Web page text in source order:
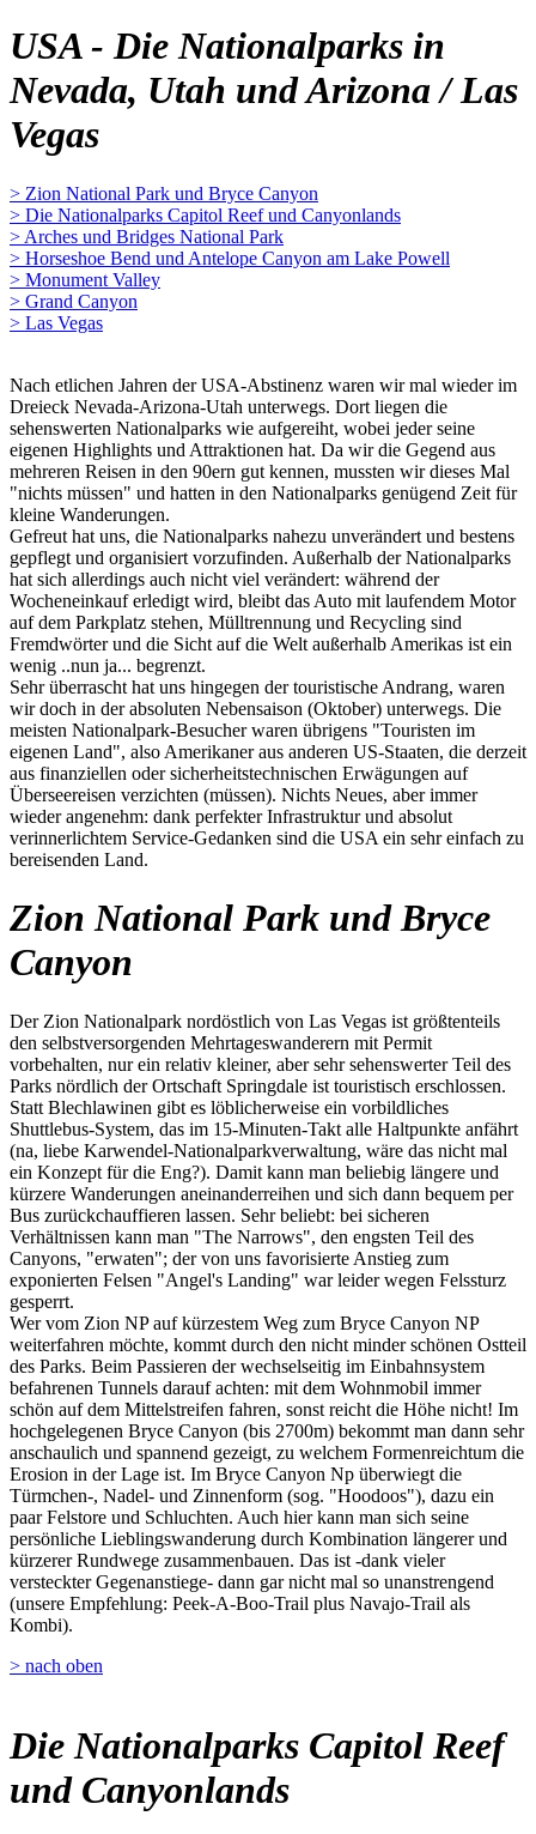
USA - Die Nationalparks in
Nevada, Utah und Arizona / Las
Vegas
> Zion National Park und Bryce Canyon
> Die Nationalparks Capitol Reef und Canyonlands
> Arches und Bridges National Park
> Horseshoe Bend und Antelope Canyon am Lake Powell
> Monument Valley
> Grand Canyon
> Las Vegas
Nach etlichen Jahren der USA-Abstinenz waren wir mal wieder im
Dreieck Nevada-Arizona-Utah unterwegs. Dort liegen die
sehenswerten Nationalparks wie aufgereiht, wobei jeder seine
eigenen Highlights und Attraktionen hat. Da wir die Gegend aus
mehreren Reisen in den 90ern gut kennen, mussten wir dieses Mal
"nichts müssen" und hatten in den Nationalparks genügend Zeit für
kleine Wanderungen.
Gefreut hat uns, die Nationalparks nahezu unverändert und bestens
gepflegt und organisiert vorzufinden. Außerhalb der Nationalparks
hat sich allerdings auch nicht viel verändert: während der
Wocheneinkauf erledigt wird, bleibt das Auto mit laufendem Motor
auf dem Parkplatz stehen, Mülltrennung und Recycling sind
Fremdwörter und die Sicht auf die Welt außerhalb Amerikas ist ein
wenig ..nun ja... begrenzt.
Sehr überrascht hat uns hingegen der touristische Andrang, waren
wir doch in der absoluten Nebensaison (Oktober) unterwegs. Die
meisten Nationalpark-Besucher waren übrigens "Touristen im
eigenen Land", also Amerikaner aus anderen US-Staaten, die derzeit
aus finanziellen oder sicherheitstechnischen Erwägungen auf
Überseereisen verzichten (müssen). Nichts Neues, aber immer
wieder angenehm: dank perfekter Infrastruktur und absolut
verinnerlichtem Service-Gedanken sind die USA ein sehr einfach zu
bereisenden Land.
Zion National Park und Bryce
Canyon
Der Zion Nationalpark nordöstlich von Las Vegas ist größtenteils
den selbstversorgenden Mehrtageswanderern mit Permit
vorbehalten, nur ein relativ kleiner, aber sehr sehenswerter Teil des
Parks nördlich der Ortschaft Springdale ist touristisch erschlossen.
Statt Blechlawinen gibt es löblicherweise ein vorbildliches
Shuttlebus-System, das im 15-Minuten-Takt alle Haltpunkte anfährt
(na, liebe Karwendel-Nationalparkverwaltung, wäre das nicht mal
ein Konzept für die Eng?). Damit kann man beliebig längere und
kürzere Wanderungen aneinanderreihen und sich dann bequem per
Bus zurückchauffieren lassen. Sehr beliebt: bei sicheren
Verhältnissen kann man "The Narrows", den engsten Teil des
Canyons, "erwaten"; der von uns favorisierte Anstieg zum
exponierten Felsen "Angel's Landing" war leider wegen Felssturz
gesperrt.
Wer vom Zion NP auf kürzestem Weg zum Bryce Canyon NP
weiterfahren möchte, kommt durch den nicht minder schönen Ostteil
des Parks. Beim Passieren der wechselseitig im Einbahnsystem
befahrenen Tunnels darauf achten: mit dem Wohnmobil immer
schön auf dem Mittelstreifen fahren, sonst reicht die Höhe nicht! Im
hochgelegenen Bryce Canyon (bis 2700m) bekommt man dann sehr
anschaulich und spannend gezeigt, zu welchem Formenreichtum die
Erosion in der Lage ist. Im Bryce Canyon Np überwiegt die
Türmchen-, Nadel- und Zinnenform (sog. "Hoodoos"), dazu ein
paar Felstore und Schluchten. Auch hier kann man sich seine
persönliche Lieblingswanderung durch Kombination längerer und
kürzerer Rundwege zusammenbauen. Das ist -dank vieler
versteckter Gegenanstiege- dann gar nicht mal so unanstrengend
(unsere Empfehlung: Peek-A-Boo-Trail plus Navajo-Trail als
Kombi).
> nach oben
Die Nationalparks Capitol Reef
und Canyonlands